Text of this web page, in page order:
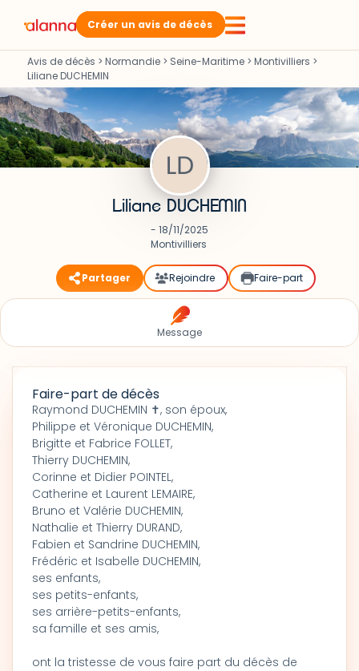
Créer un avis de décès
Avis de décès > Normandie > Seine-Maritime > Montivilliers >
Liliane DUCHEMIN
Liliane DUCHEMIN
- 18/11/2025
Montivilliers
Partager Rejoindre Faire-part
Message
Faire-part de décès
Raymond DUCHEMIN ✝, son époux,
Philippe et Véronique DUCHEMIN,
Brigitte et Fabrice FOLLET,
Thierry DUCHEMIN,
Corinne et Didier POINTEL,
Catherine et Laurent LEMAIRE,
Bruno et Valérie DUCHEMIN,
Nathalie et Thierry DURAND,
Fabien et Sandrine DUCHEMIN,
Frédéric et Isabelle DUCHEMIN,
ses enfants,
ses petits-enfants,
ses arrière-petits-enfants,
sa famille et ses amis,
ont la tristesse de vous faire part du décès de